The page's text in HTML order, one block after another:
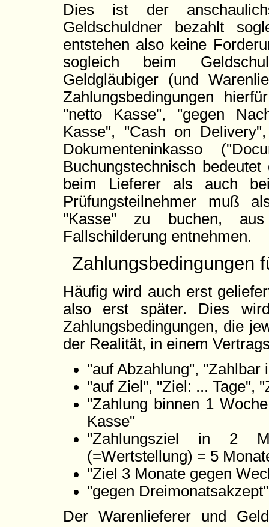
Dies ist der
Geldschuldner bezahlt
entstehen also keine
sogleich beim
Geldgläubiger (und
Zahlungsbedingungen
"netto Kasse", "gegen
Kasse", "Cash on
Dokumenteninkasso
Buchungstechnisch
beim Lieferer als auch
Prüfungsteilnehmer muß
"Kasse" zu buchen,
Fallschilderung entnehmen.
Zahlungsbedingungen
Häufig wird auch erst
also erst später. Dies
Zahlungsbedingungen, die
der Realität, in einem
"auf Abzahlung", "Zahlbar
"auf Ziel", "Ziel: ... Tage",
"Zahlung binnen 1
Kasse"
"Zahlungsziel in 2
(=Wertstellung) = 5
"Ziel 3 Monate gegen
"gegen
Der Warenlieferer und